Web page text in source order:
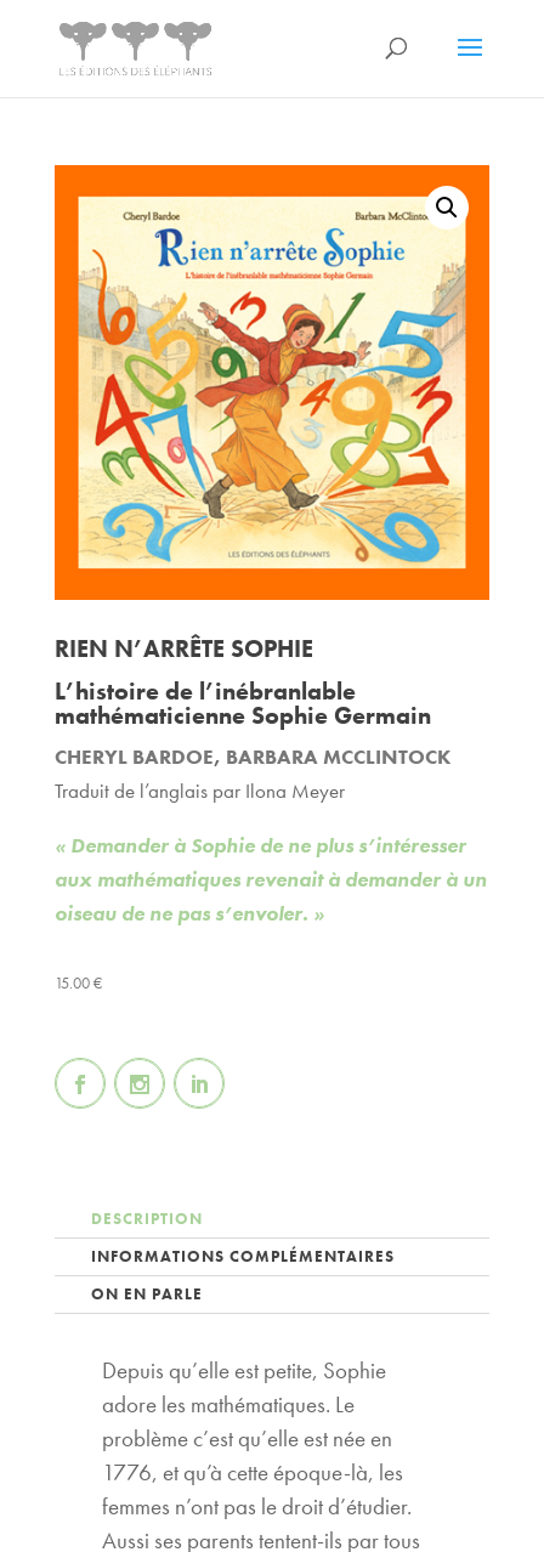
RIEN N’ARRÊTE SOPHIE
L’histoire de l’inébranlable
mathématicienne Sophie Germain
CHERYL BARDOE, BARBARA MCCLINTOCK
Traduit de l’anglais par Ilona Meyer
« Demander à Sophie de ne plus s’intéresser
aux mathématiques revenait à demander à un
oiseau de ne pas s’envoler. »
15.00€
DESCRIPTION
INFORMATIONS COMPLÉMENTAIRES
ON EN PARLE
Depuis qu’elle est petite, Sophie
adore les mathématiques. Le
problème c’est qu’elle est née en
1776, et qu’à cette époque-là, les
femmes n’ont pas le droit d’étudier.
Aussi ses parents tentent-ils par tous